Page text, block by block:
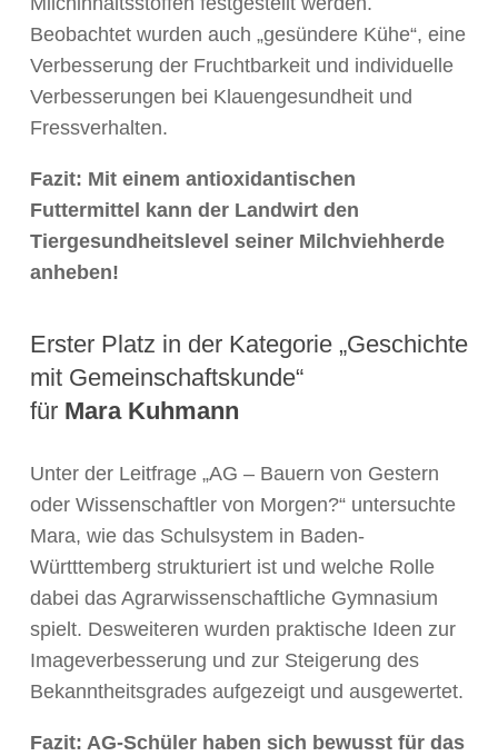
Beobachtet wurden auch „gesündere Kühe“, eine
Verbesserung der Fruchtbarkeit und individuelle
Verbesserungen bei Klauengesundheit und
Fressverhalten.
Fazit: Mit einem antioxidantischen
Futtermittel kann der Landwirt den
Tiergesundheitslevel seiner Milchviehherde
anheben!
Erster Platz in der Kategorie „Geschichte
mit Gemeinschaftskunde“
für Mara Kuhmann
Unter der Leitfrage „AG – Bauern von Gestern
oder Wissenschaftler von Morgen?“ untersuchte
Mara, wie das Schulsystem in Baden-
Württtemberg strukturiert ist und welche Rolle
dabei das Agrarwissenschaftliche Gymnasium
spielt. Desweiteren wurden praktische Ideen zur
Imageverbesserung und zur Steigerung des
Bekanntheitsgrades aufgezeigt und ausgewertet.
Fazit: AG-Schüler haben sich bewusst für das